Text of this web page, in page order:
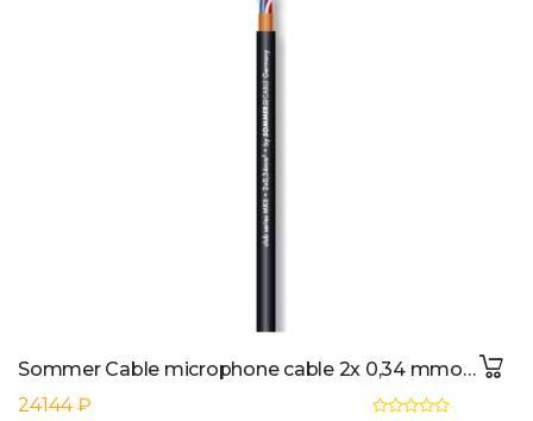
Sommer Cable microphone cable 2x 0,34 mmo 100m, Club Series MKII
24144 ₽